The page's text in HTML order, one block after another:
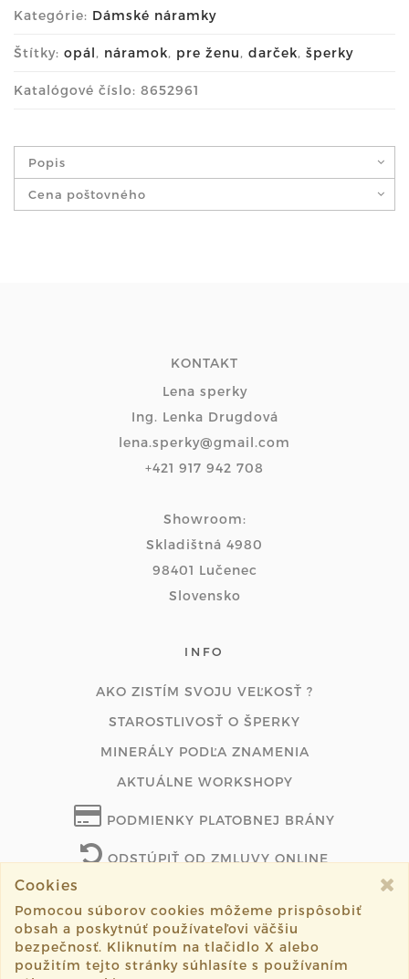
Kategórie: Dámské náramky
Štítky: opál, náramok, pre ženu, darček, šperky
Katalógové číslo: 8652961
Popis
Cena poštovného
KONTAKT
Lena sperky
Ing. Lenka Drugdová
lena.sperky@gmail.com
+421 917 942 708
Showroom:
Skladištná 4980
98401 Lučenec
Slovensko
INFO
AKO ZISTÍM SVOJU VEĽKOSŤ ?
STAROSTLIVOSŤ O ŠPERKY
MINERÁLY PODĽA ZNAMENIA
AKTUÁLNE WORKSHOPY
PODMIENKY PLATOBNEJ BRÁNY
ODSTÚPIŤ OD ZMLUVY ONLINE
©2026 lenasperky.com všetky práva vyhradené.
Vytvorené systémomsashe.sk
Cookies
Pomocou súborov cookies môžeme prispôsobiť
obsah a poskytnúť používateľovi väčšiu
bezpečnosť. Kliknutím na tlačidlo X alebo
použitím tejto stránky súhlasíte s používaním